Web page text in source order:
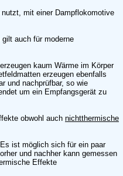
mit einer Dampflokomotive
auch für moderne
kaum Wärme im Körper
erzeugen ebenfalls
und nachprüfbar, so wie
um ein Empfangsgerät zu
obwohl auch nichtthermische
ist möglich sich für ein paar
und nachher kann gemessen
Effekte